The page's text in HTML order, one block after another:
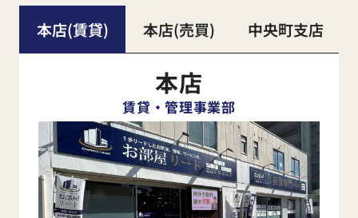
本店(賃貸) 本店(売買) 中央町支店
本店
賃貸・管理事業部